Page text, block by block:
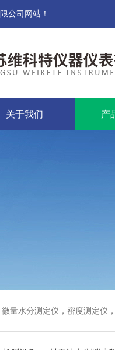
公司网站！
关于我们 产
量水分测定仪，密度测定仪